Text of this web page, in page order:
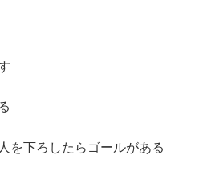
を下ろしたらゴールがある